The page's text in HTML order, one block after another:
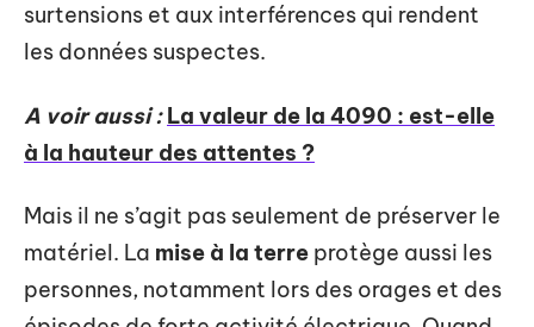
surtensions et aux interférences qui rendent
les données suspectes.
A voir aussi : La valeur de la 4090 : est-elle
à la hauteur des attentes ?
Mais il ne s’agit pas seulement de préserver le
matériel. La mise à la terre protège aussi les
personnes, notamment lors des orages et des